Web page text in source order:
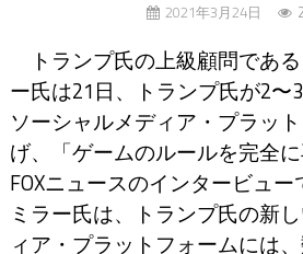
2021年3月24日
トランプ氏の上級顧問であ
ー氏は21日、トランプ氏が2〜
ソーシャルメディア・プラッ
げ、「ゲームのルールを完全
FOXニュースのインタービュー
ミラー氏は、トランプ氏の新
ィア・プラットフォームには